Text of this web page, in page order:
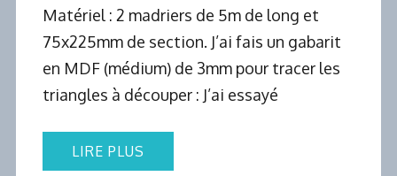
Matériel : 2 madriers de 5m de long et
75x225mm de section. J’ai fais un gabarit
en MDF (médium) de 3mm pour tracer les
triangles à découper : J’ai essayé
LIRE PLUS